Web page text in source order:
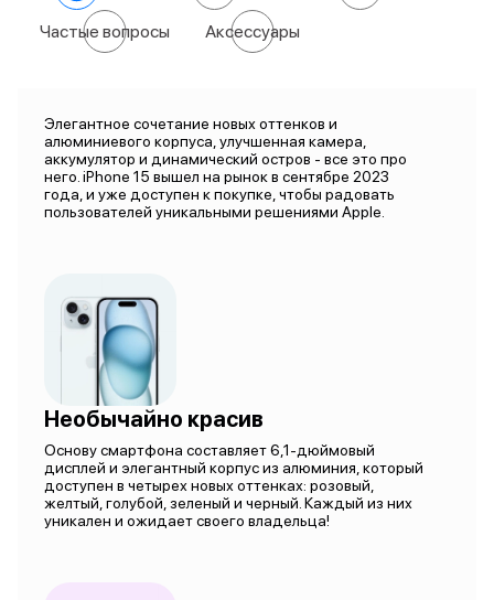
Частые вопросы Аксессуары
Элегантное сочетание новых оттенков и
алюминиевого корпуса, улучшенная камера,
аккумулятор и динамический остров - все это про
него. iPhone 15 вышел на рынок в сентябре 2023
года, и уже доступен к покупке, чтобы радовать
пользователей уникальными решениями Apple.
Необычайно красив
Основу смартфона составляет 6,1-дюймовый
дисплей и элегантный корпус из алюминия, который
доступен в четырех новых оттенках: розовый,
желтый, голубой, зеленый и черный. Каждый из них
уникален и ожидает своего владельца!